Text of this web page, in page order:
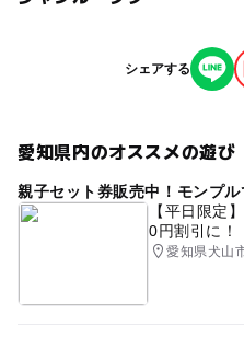
・参加者全員で制作を進
参いただくものはありませ
ご用意しています
・体験教室への参加には
ブミュージアム内の展示
大人の料金詳細
1200円/個（税込）
また、従業員につきまし
マスク着用は個人の判断
マスク着用の考え方につ
なにとぞ、ご理解とご協
ものづ
タグ
体験教室 屋内 常滑
知多半島
屋内施設 春休み
シェアする
愛知県内のオススメの遊び
親子セット券販売中！モンプ
【平日限定
0円割引に！
愛知県犬山